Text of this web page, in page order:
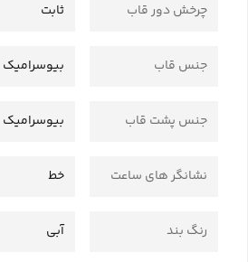
چرخش دور قاب ثابت
جنس قاب بیوسرامیک
جنس پشت قاب بیوسرامیک
نشانگر های ساعت خط
رنگ بند آبی